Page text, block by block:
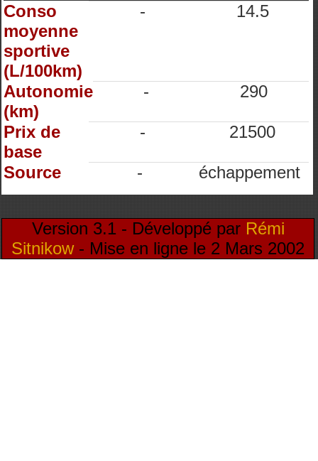
Conso
moyenne
sportive
(L/100km)
- 14.5
Autonomie
(km)
- 290
Prix de
base
- 21500
Source - échappement
Version 3.1 - Développé par Rémi
Sitnikow- Mise en ligne le 2 Mars 2002